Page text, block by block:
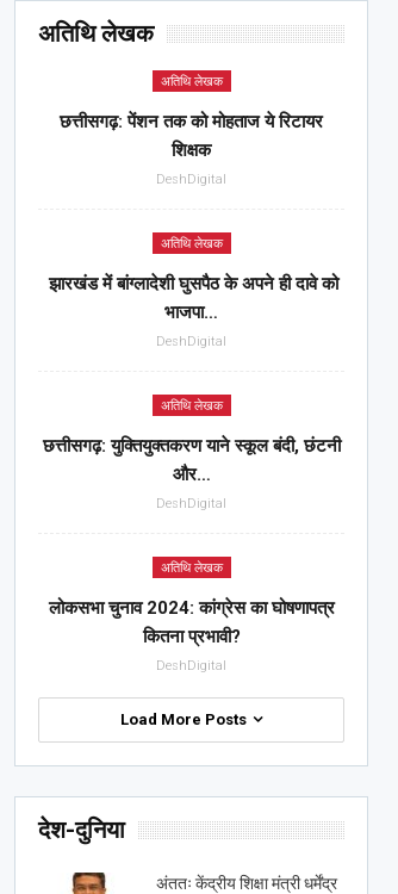
अतिथि लेखक
अतिथि लेखक
छत्तीसगढ़: पेंशन तक को मोहताज ये रिटायर
शिक्षक
DeshDigital
अतिथि लेखक
झारखंड में बांग्लादेशी घुसपैठ के अपने ही दावे को
भाजपा…
DeshDigital
अतिथि लेखक
छत्तीसगढ़: युक्तियुक्तकरण याने स्कूल बंदी, छंटनी
और…
DeshDigital
अतिथि लेखक
लोकसभा चुनाव 2024: कांग्रेस का घोषणापत्र
कितना प्रभावी?
DeshDigital
Load More Posts
देश-दुनिया
अंततः केंद्रीय शिक्षा मंत्री धर्मेंद्र